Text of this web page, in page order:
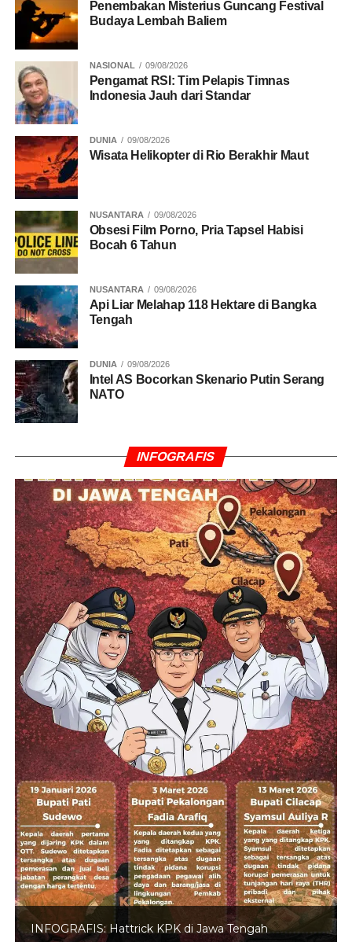
BACA JUGA Fadjroel: Jokowi Ingin Berikan
Warisan Pembangunan Indonesia yang Merata
Turut mendampingi Presiden Jokowi dalam peninjauan
tersebut yaitu Menteri Pekerjaan Umum dan Perumahan
Rakyat Basuki Hadimuljono, Menteri Badan Usaha Milik
Negara Erick Thohir, Menteri Perdagangan Zulkifli Hasan,
dan Gubernur Lampung Arinal Djunaidi.[redaksi]
Sumber:
Biro Pers, Media, dan Informasi Sekretariat Presiden
RELATED TOPICS: INFRASTRUKTUR
UP NEXT
Permasalahan Batubara di Jambi, Komisi VII
DPR: Kebijakan Gubernur Sudah Maksimal
DON'T MISS
FOTO: Transaksi BTN Mobile Tembus Rp1 Triliun
Penembakan Misterius Guncang Festival
Budaya Lembah Baliem
NASIONAL 09/08/2026
Pengamat RSI: Tim Pelapis Timnas
Indonesia Jauh dari Standar
DUNIA 09/08/2026
Wisata Helikopter di Rio Berakhir Maut
NUSANTARA 09/08/2026
Obsesi Film Porno, Pria Tapsel Habisi
Bocah 6 Tahun
NUSANTARA 09/08/2026
Api Liar Melahap 118 Hektare di Bangka
Tengah
DUNIA 09/08/2026
Intel AS Bocorkan Skenario Putin Serang
NATO
INFOGRAFIS
INFOGRAFIS: 5 Anggota DPR Dinonaktifkan